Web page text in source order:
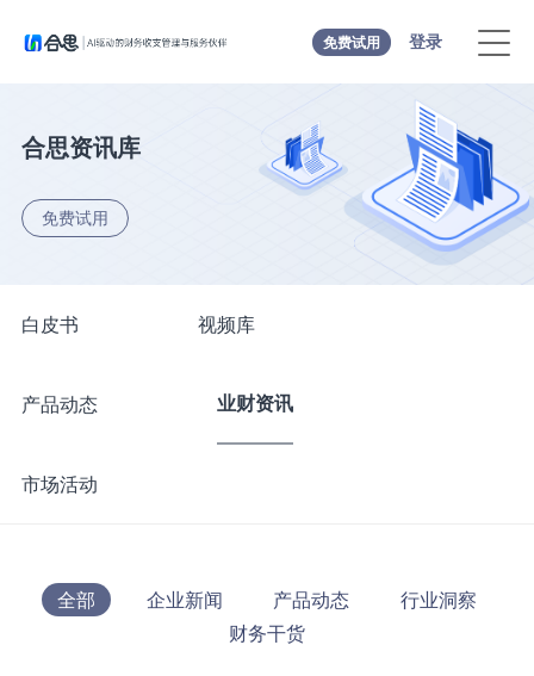
免费试用 登录
合思资讯库
免费试用
白皮书 视频库
产品动态 业财资讯
市场活动
全部 企业新闻 产品动态
行业洞察
财务干货